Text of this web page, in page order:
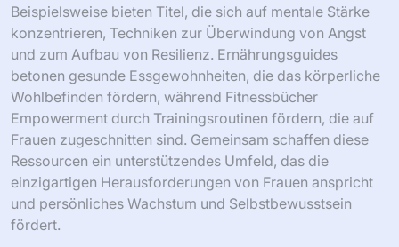
Beispielsweise bieten Titel, die sich auf mentale Stärke
konzentrieren, Techniken zur Überwindung von Angst
und zum Aufbau von Resilienz. Ernährungsguides
betonen gesunde Essgewohnheiten, die das körperliche
Wohlbefinden fördern, während Fitnessbücher
Empowerment durch Trainingsroutinen fördern, die auf
Frauen zugeschnitten sind. Gemeinsam schaffen diese
Ressourcen ein unterstützendes Umfeld, das die
einzigartigen Herausforderungen von Frauen anspricht
und persönliches Wachstum und Selbstbewusstsein
fördert.